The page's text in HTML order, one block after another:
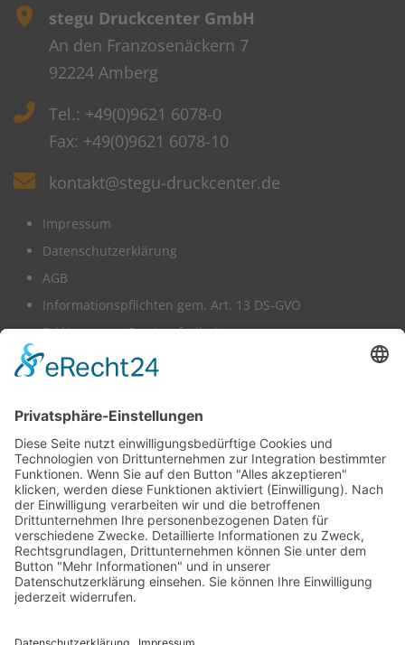
stegu Druckcenter GmbH
An den Franzosenäckern 7
92224 Amberg
Tel.: +49(0)9621 6078-0
Fax: +49(0)9621 6078-10
kontakt@stegu-druckcenter.de
Impressum
Datenschutzerklärung
AGB
Informationspflichten gem. Art. 13 DS-GVO
Erklärung zur Barrierefreiheit
Wir benötigen Ihre Zustimmung,
um den -Service zu laden!
Dieser Inhalt darf aufgrund von Trackern, die
Besuchern nicht offengelegt werden, nicht
geladen werden. Der Besitzer der Website muss
diese mit seinem CMP einrichten, um diesen
Inhalt zur Liste der verwendeten Technologien